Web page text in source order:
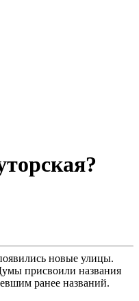
новые улицы.
присвоили названия
ранее названий.